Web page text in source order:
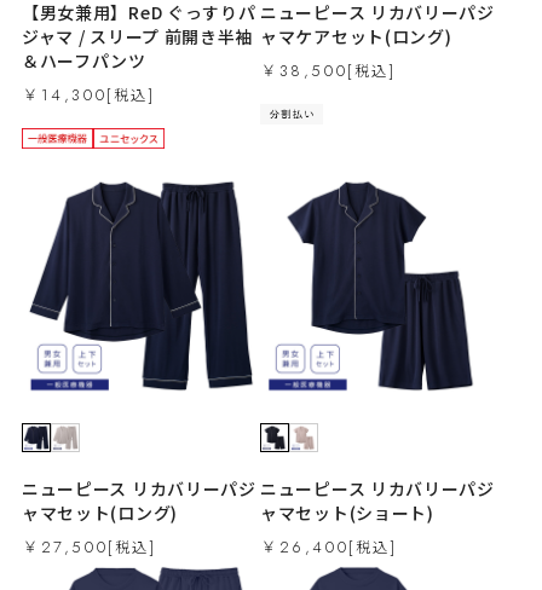
【男女兼用】ReD ぐっすりパ
ジャマ / スリープ 前開き半袖
＆ハーフパンツ
￥14,300
ニューピース リカバリーパジ
ャマケアセット(ロング)
￥38,500
ニューピース リカバリーパジ
ャマセット(ロング)
￥27,500
ニューピース リカバリーパジ
ャマセット(ショート)
￥26,400